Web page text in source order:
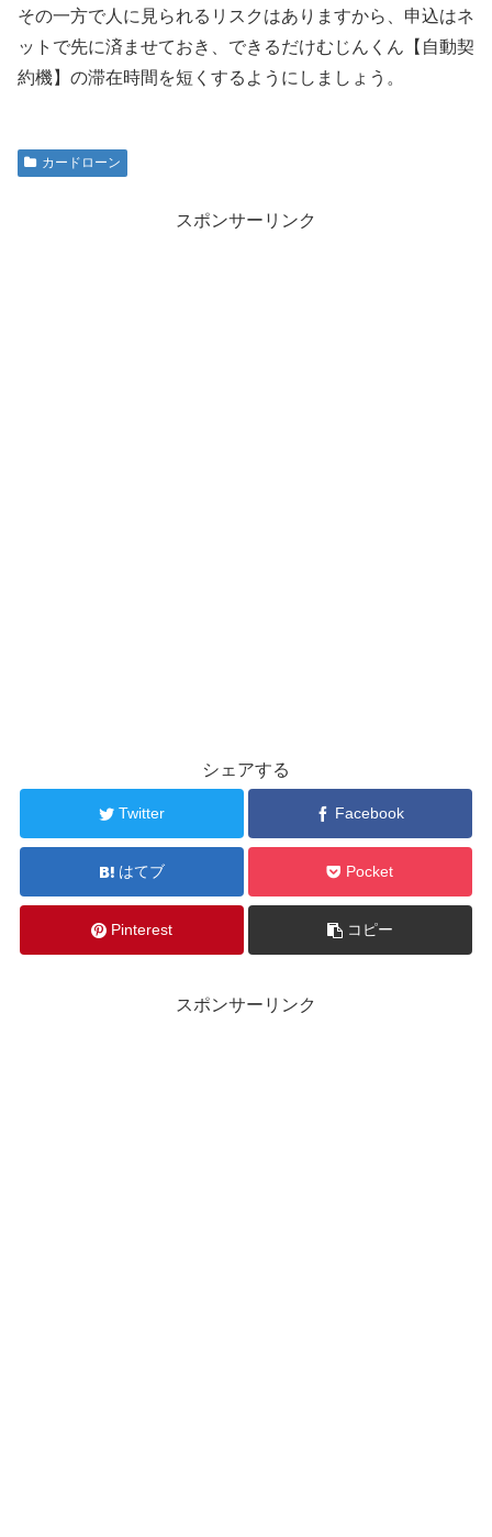
その一方で人に見られるリスクはありますから、申込はネ
ットで先に済ませておき、できるだけむじんくん【自動契
約機】の滞在時間を短くするようにしましょう。
カードローン
スポンサーリンク
シェアする
Twitter Facebook
はてブ Pocket
Pinterest コピー
スポンサーリンク